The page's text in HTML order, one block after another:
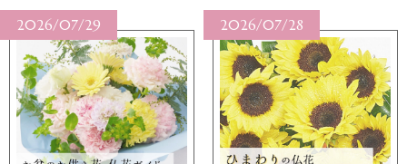
2026/07/29 2026/07/28